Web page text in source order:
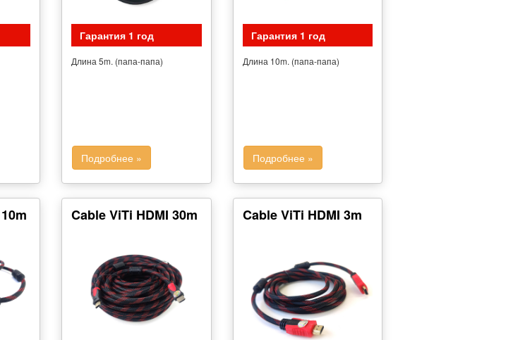
Гарантия 1 год
Длина 5m. (папа-папа)
Подробнее »
Гарантия 1 год
Длина 10m. (папа-папа)
Подробнее »
Cable ViTi HDMI 30m Cable ViTi HDMI 3m